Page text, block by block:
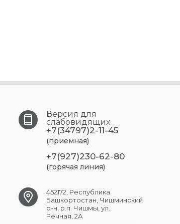
Версия для
слабовидящих
+7(34797)2-11-45
(приемная)
+7(927)230-62-80
(горячая линия)
452172, Республика
Башкортостан, Чишминский
р-н, р.п. Чишмы, ул.
Речная, 2А